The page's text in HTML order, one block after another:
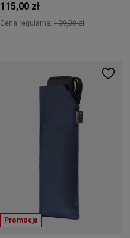
115,00 zł
Cena regularna: 139,00 zł
Promocja